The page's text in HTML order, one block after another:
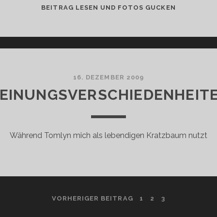
BEITRAG LESEN UND FOTOS GUCKEN
16. DEZEMBER 2009
Während Tomlyn mich als lebendigen Kratzbaum nutzt
VORHERIGER BEITRAG 1 2 3